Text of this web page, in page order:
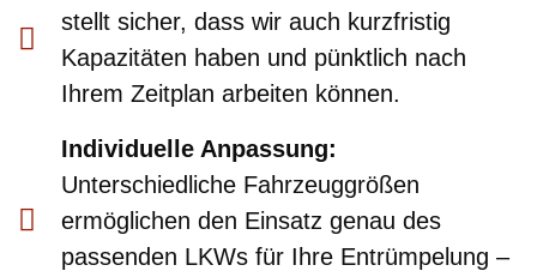
stellt sicher, dass wir auch kurzfristig
Kapazitäten haben und pünktlich nach
Ihrem Zeitplan arbeiten können.
Individuelle Anpassung:
Unterschiedliche Fahrzeuggrößen
ermöglichen den Einsatz genau des
passenden LKWs für Ihre Entrümpelung –